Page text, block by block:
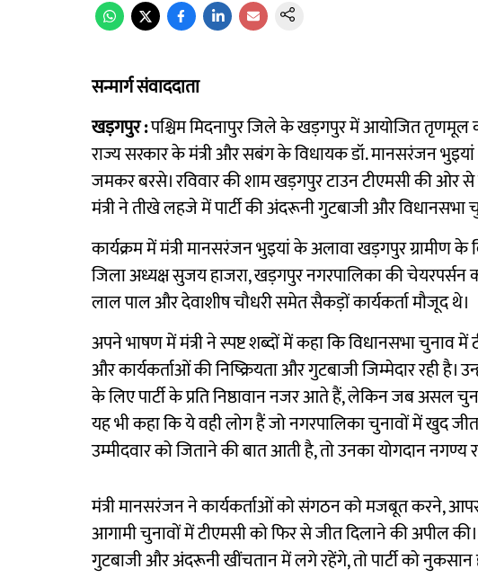
सन्मार्ग संवाददाता
खड़गपुर :पश्चिम मिदनापुर जिले के खड़गपुर में आयोजित तृणमूल
राज्य सरकार के मंत्री और सबंग के विधायक डॉ. मानसरंजन
जमकर बरसे। रविवार की शाम खड़गपुर टाउन टीएमसी की ओर
मंत्री ने तीखे लहजे में पार्टी की अंदरूनी गुटबाजी और
कार्यक्रम में मंत्री मानसरंजन भुइयां के अलावा खड़गपुर ग्रामीण
जिला अध्यक्ष सुजय हाजरा, खड़गपुर नगरपालिका की चेयरपर्सन
लाल पाल और देवाशीष चौधरी समेत सैकड़ों कार्यकर्ता मौजूद थे।
अपने भाषण में मंत्री ने स्पष्ट शब्दों में कहा कि विधानसभा चुनाव
और कार्यकर्ताओं की निष्क्रियता और गुटबाजी जिम्मेदार रही है।
के लिए पार्टी के प्रति निष्ठावान नजर आते हैं, लेकिन जब असल
यह भी कहा कि ये वही लोग हैं जो नगरपालिका चुनावों में खुद
उम्मीदवार को जिताने की बात आती है, तो उनका योगदान नगण्य
मंत्री मानसरंजन ने कार्यकर्ताओं को संगठन को मजबूत करने,
आगामी चुनावों में टीएमसी को फिर से जीत दिलाने की अपील
गुटबाजी और अंदरूनी खींचतान में लगे रहेंगे, तो पार्टी को नुकसान